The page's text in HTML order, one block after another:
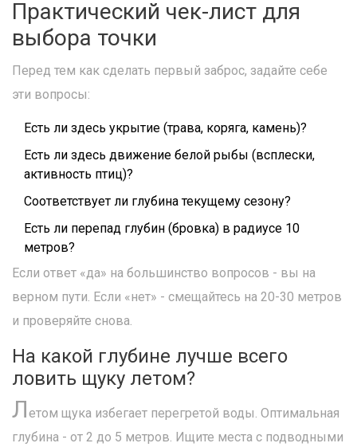
Практический чек-лист для
выбора точки
Перед тем как сделать первый заброс, задайте себе
эти вопросы:
Есть ли здесь укрытие (трава, коряга, камень)?
Есть ли здесь движение белой рыбы (всплески,
активность птиц)?
Соответствует ли глубина текущему сезону?
Есть ли перепад глубин (бровка) в радиусе 10
метров?
Если ответ «да» на большинство вопросов - вы на
верном пути. Если «нет» - смещайтесь на 20-30 метров
и проверяйте снова.
На какой глубине лучше всего
ловить щуку летом?
Летом щука избегает перегретой воды. Оптимальная
глубина - от 2 до 5 метров. Ищите места с подводными